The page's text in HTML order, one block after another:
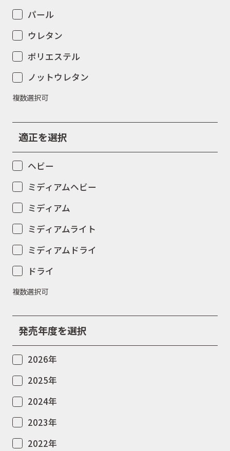
パール
ウレタン
ポリエステル
ノットウレタン
複数選択可
適正を選択
ヘビー
ミディアムヘビー
ミディアム
ミディアムライト
ミディアムドライ
ドライ
複数選択可
発売年度を選択
2026年
2025年
2024年
2023年
2022年